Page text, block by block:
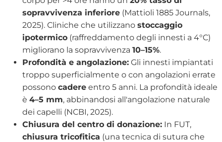
sopravvivenza inferiore (Mattioli 1885 Journals,
2025). Cliniche che utilizzano stoccaggio
ipotermico (raffreddamento degli innesti a 4°C)
migliorano la sopravvivenza 10–15%.
Profondità e angolazione: Gli innesti impiantati
troppo superficialmente o con angolazioni errate
possono cadere entro 5 anni. La profondità ideale
è 4–5 mm, abbinandosi all'angolazione naturale
dei capelli (NCBI, 2025).
Chiusura del centro di donazione: In FUT,
chiusura tricofitica (una tecnica di sutura che